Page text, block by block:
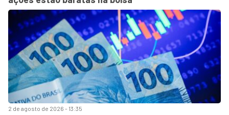
2 de agosto de 2026 - 13:35